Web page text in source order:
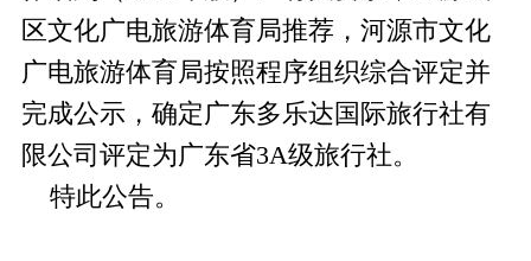
区文化广电旅游体育局推荐，河源市文化
广电旅游体育局按照程序组织综合评定并
完成公示，确定广东多乐达国际旅行社有
限公司评定为广东省3A级旅行社。
特此公告。